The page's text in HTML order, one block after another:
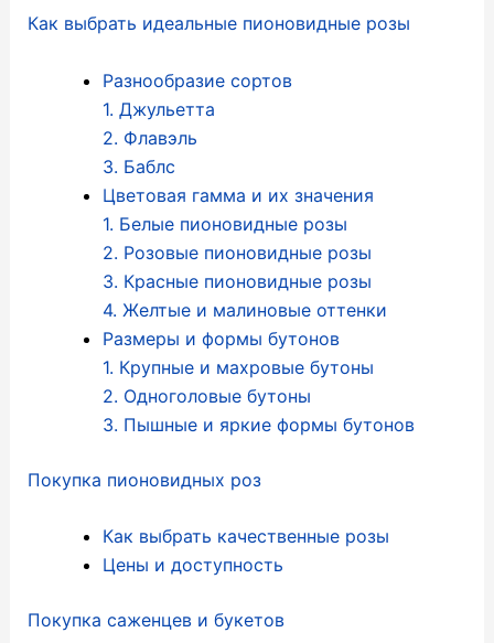
Как выбрать идеальные пионовидные розы
Разнообразие сортов
1. Джульетта
2. Флавэль
3. Баблс
Цветовая гамма и их значения
1. Белые пионовидные розы
2. Розовые пионовидные розы
3. Красные пионовидные розы
4. Желтые и малиновые оттенки
Размеры и формы бутонов
1. Крупные и махровые бутоны
2. Одноголовые бутоны
3. Пышные и яркие формы бутонов
Покупка пионовидных роз
Как выбрать качественные розы
Цены и доступность
Покупка саженцев и букетов